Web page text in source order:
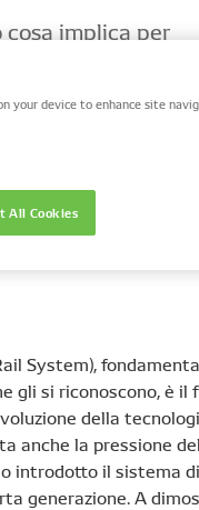
implica per
implicazioni
strumenti e le
le pompe o
non possono oggi
ricambi di qualità
rinomati,
System),
gli si riconoscono, è il
della
anche la pressione del
introdotto il sistema
generazione. A
your device to enhance site
All Cookies